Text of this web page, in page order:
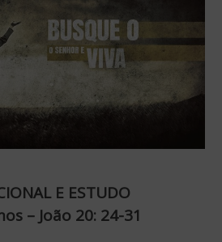
E ESTUDO
– João 20: 24-31